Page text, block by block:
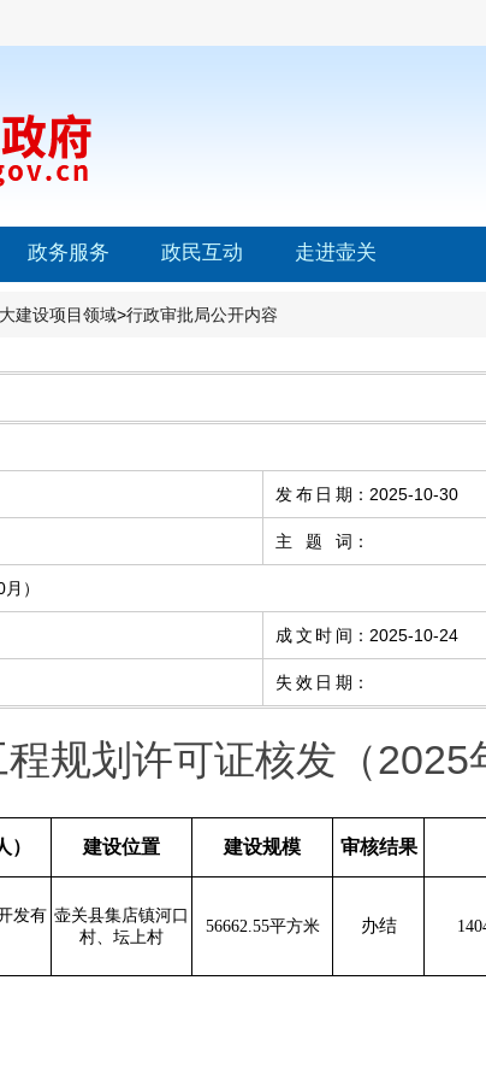
政务服务 政民互动 走进壶关
建设项目领域>行政审批局公开内容
发布日期 ： 2025-10-30
主题词 ：
）
成文时间 ： 2025-10-24
失效日期 ：
规划许可证核发（2025
建设位置 建设规模 审核结果
发有 壶关县集店镇河口
村、坛上村
56662.55平方米 办结